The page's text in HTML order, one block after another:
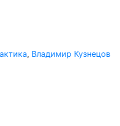
, Владимир Кузнецов